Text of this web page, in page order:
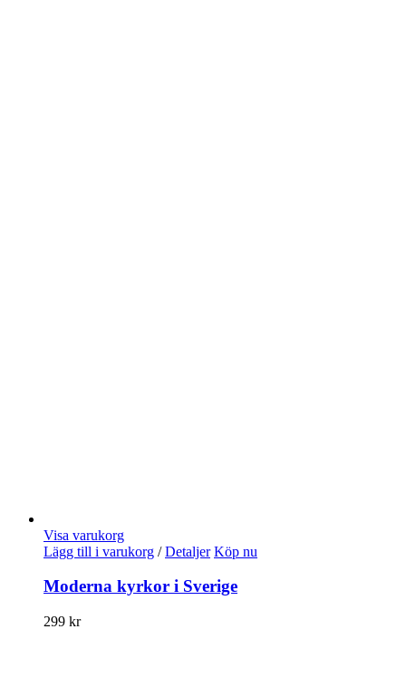
Visa varukorg
Lägg till i varukorg / Detaljer Köp nu
Moderna kyrkor i Sverige
299 kr